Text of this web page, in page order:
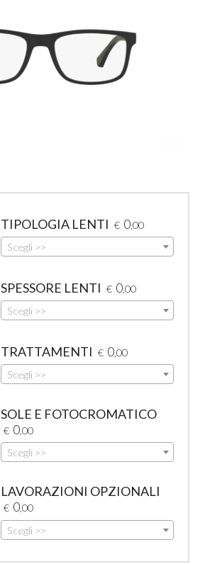
TIPOLOGIA LENTI € 0,00
Scegli >>
SPESSORE LENTI € 0,00
Scegli >>
TRATTAMENTI € 0,00
Scegli >>
SOLE E FOTOCROMATICO
€ 0,00
Scegli >>
LAVORAZIONI OPZIONALI
€ 0,00
Scegli >>